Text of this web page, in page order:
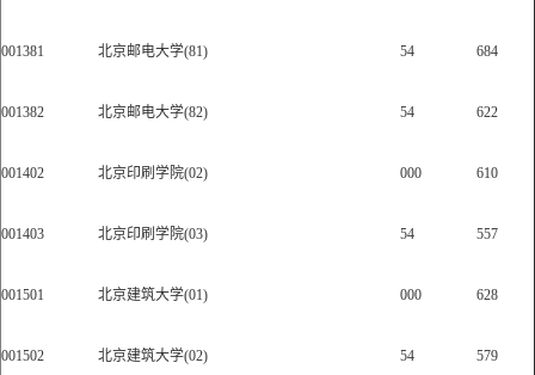
001381 北京邮电大学(81) 54 684
001382 北京邮电大学(82) 54 622
001402 北京印刷学院(02) 000 610
001403 北京印刷学院(03) 54 557
001501 北京建筑大学(01) 000 628
001502 北京建筑大学(02) 54 579